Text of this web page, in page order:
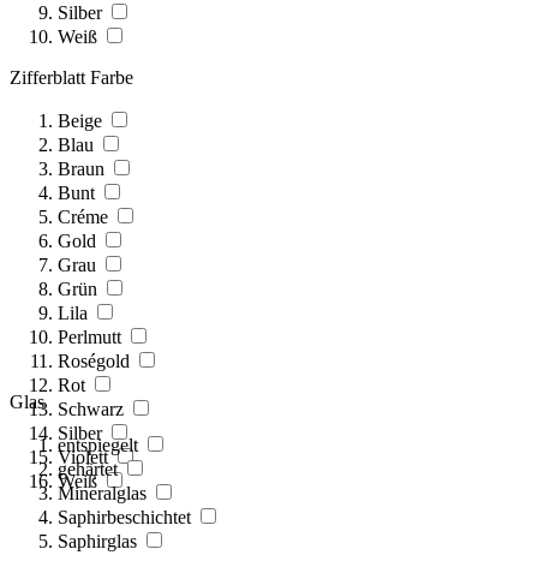
Silber
Weiß
Zifferblatt Farbe
Beige
Blau
Braun
Bunt
Créme
Gold
Grau
Grün
Lila
Perlmutt
Roségold
Rot
Schwarz
Silber
Violett
Weiß
Glas
entspiegelt
gehärtet
Mineralglas
Saphirbeschichtet
Saphirglas